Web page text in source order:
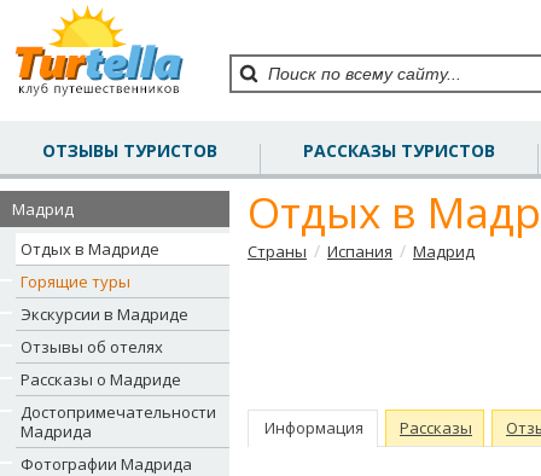
ОТЗЫВЫ ТУРИСТОВ РАССКАЗЫ ТУРИСТОВ
Мадрид
Отдых в Мадриде
Горящие туры
Экскурсии в Мадриде
Отзывы об отелях
Рассказы о Мадриде
Достопримечательности
Мадрида
Фотографии Мадрида
Отдых в
Страны / Испания / Мадрид
Информация Рассказы